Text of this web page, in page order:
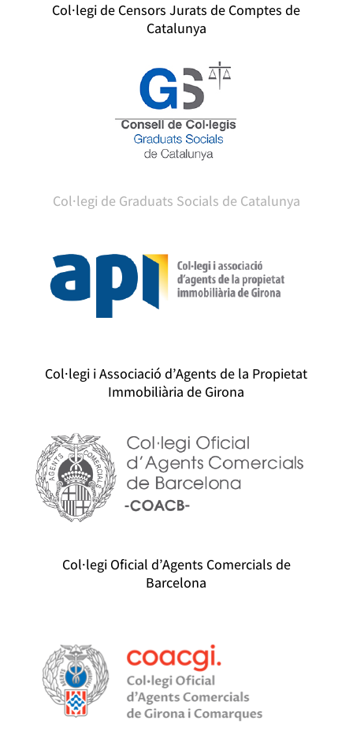
Col·legi de Censors Jurats de Comptes de
Catalunya
Col·legi de Graduats Socials de Catalunya
Col·legi i Associació d’Agents de la Propietat
Immobiliària de Girona
Col·legi Oficial d’Agents Comercials de
Barcelona